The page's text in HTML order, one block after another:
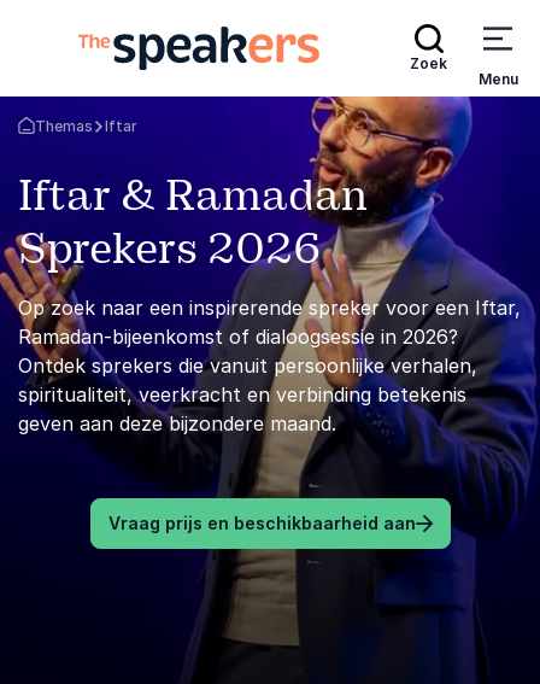
Zoek
Menu
Terug naar de startpagina
Themas Iftar
Iftar & Ramadan
Sprekers 2026
Op zoek naar een inspirerende spreker voor een Iftar,
Ramadan-bijeenkomst of dialoogsessie in 2026?
Ontdek sprekers die vanuit persoonlijke verhalen,
spiritualiteit, veerkracht en verbinding betekenis
geven aan deze bijzondere maand.
Vraag prijs en beschikbaarheid aan